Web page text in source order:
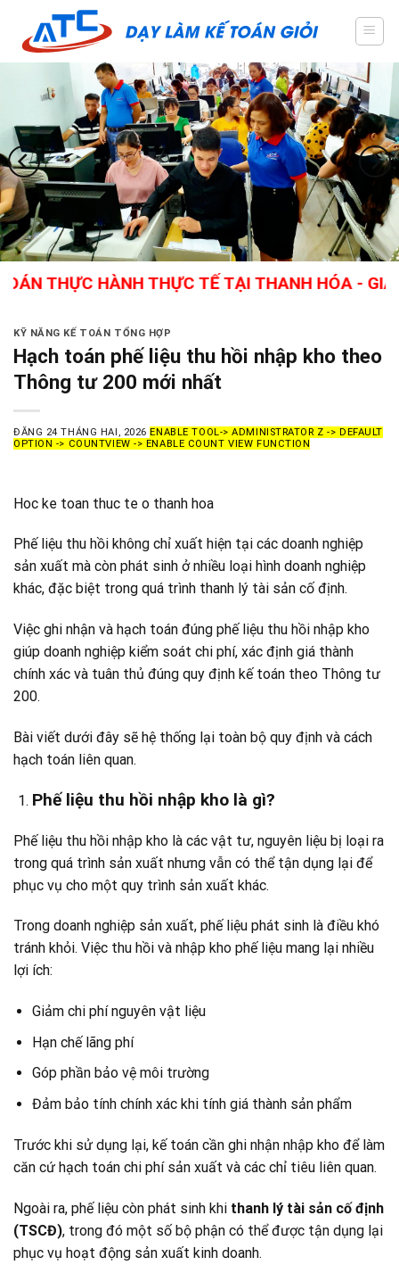
content
HÀNH THỰC TẾ TẠI THANH HÓA - GIÁO VIÊN
KỸ NĂNG KẾ TOÁN TỔNG HỢP
Hạch toán phế liệu thu hồi nhập kho theo
Thông tư 200 mới nhất
ĐĂNG 24 THÁNG HAI, 2026 ENABLE TOOL-> ADMINISTRATOR Z -> DEFAULT
OPTION -> COUNTVIEW -> ENABLE COUNT VIEW FUNCTION
Hoc ke toan thuc te o thanh hoa
Phế liệu thu hồi không chỉ xuất hiện tại các doanh nghiệp
sản xuất mà còn phát sinh ở nhiều loại hình doanh nghiệp
khác, đặc biệt trong quá trình thanh lý tài sản cố định.
Việc ghi nhận và hạch toán đúng phế liệu thu hồi nhập kho
giúp doanh nghiệp kiểm soát chi phí, xác định giá thành
chính xác và tuân thủ đúng quy định kế toán theo Thông tư
200.
Bài viết dưới đây sẽ hệ thống lại toàn bộ quy định và cách
hạch toán liên quan.
Phế liệu thu hồi nhập kho là gì?
Phếliệu thu hồi nhập kho là các vật tư, nguyên liệu bị loại ra
trong quá trình sản xuất nhưng vẫn có thể tận dụng lại để
phục vụ cho một quy trình sản xuất khác.
Trong doanh nghiệp sản xuất, phế liệu phát sinh là điều khó
tránh khỏi. Việc thu hồi và nhập kho phế liệu mang lại nhiều
lợi ích:
Giảm chi phí nguyên vật liệu
Hạn chế lãng phí
Góp phần bảo vệ môi trường
Đảm bảo tính chính xác khi tính giá thành sản phẩm
Trước khi sử dụng lại, kế toán cần ghi nhận nhập kho để làm
căn cứ hạch toán chi phí sản xuất và các chỉ tiêu liên quan.
Ngoài ra, phế liệu còn phát sinh khi thanh lý tài sản cố định
(TSCĐ), trong đó một số bộ phận có thể được tận dụng lại
phục vụ hoạt động sản xuất kinh doanh.